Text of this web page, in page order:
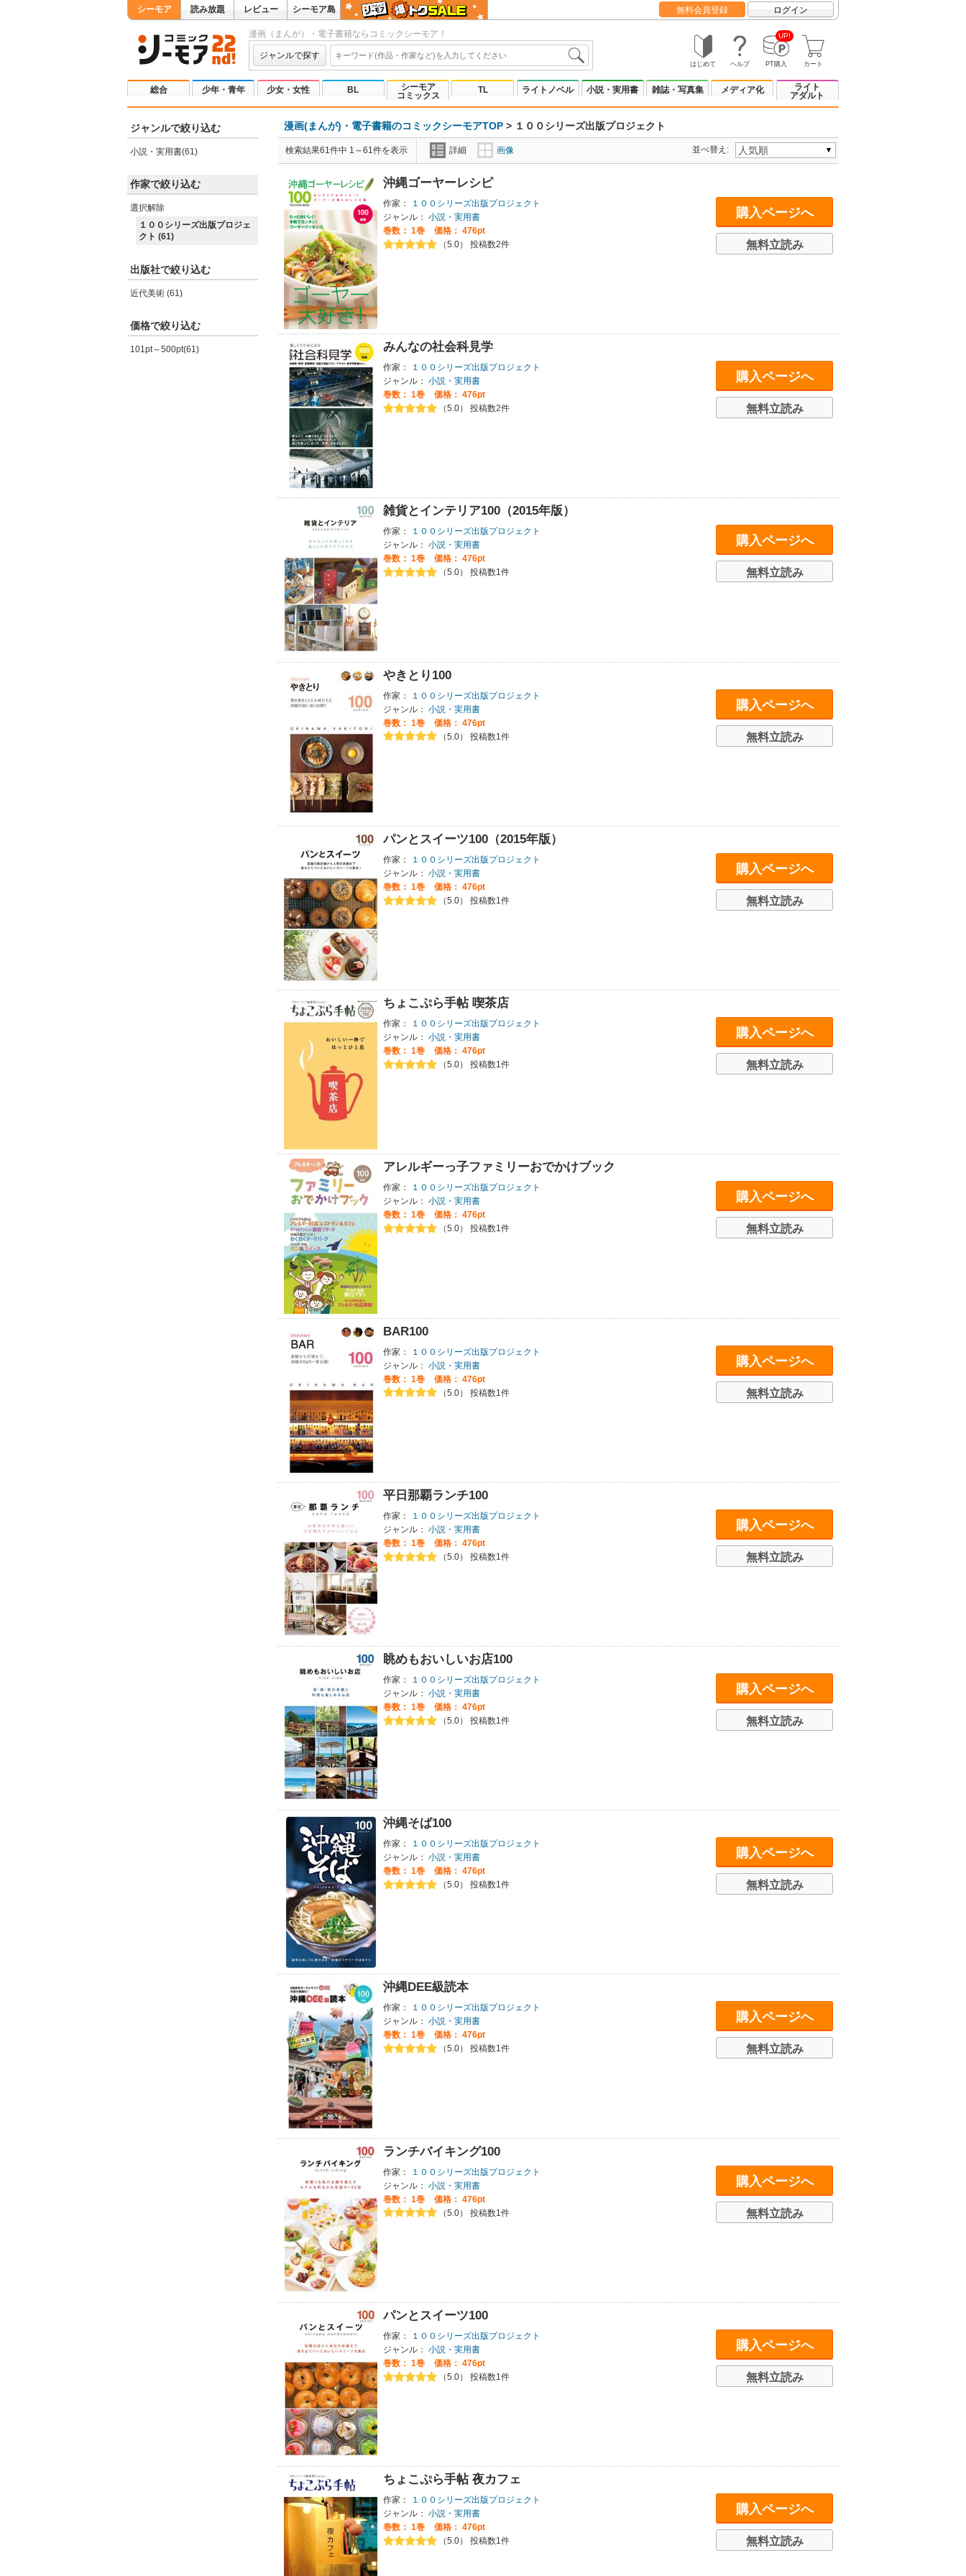
シーモア 読み放題 レビュー シーモア島 無料会員登録 ログイン
漫画（まんが）・電子書籍ならコミックシーモア！
ジャンルで探す
はじめて ヘルプ
UP!
PT購入 カート
総合 少年・青年 少女・女性 BL
シーモア
コミックス
TL ライトノベル 小説・実用書 雑誌・写真集 メディア化
ライト
アダルト
ジャンルで絞り込む
小説・実用書(61)
作家で絞り込む
選択解除
１００シリーズ出版プロジェ
クト (61)
出版社で絞り込む
近代美術 (61)
価格で絞り込む
101pt～500pt(61)
漫画(まんが)・電子書籍のコミックシーモアTOP > １００シリーズ出版プロジェクト
検索結果61件中 1～61件を表示 詳細 画像 並べ替え:
沖縄ゴーヤーレシピ
作家：
１００シリーズ出版プロジェクト
ジャンル： 小説・実用書
巻数： 1巻
価格： 476pt
（5.0） 投稿数2件
購入ページへ
無料立読み
みんなの社会科見学
作家：
１００シリーズ出版プロジェクト
ジャンル： 小説・実用書
巻数： 1巻
価格： 476pt
（5.0） 投稿数2件
購入ページへ
無料立読み
雑貨とインテリア100（2015年版）
作家：
１００シリーズ出版プロジェクト
ジャンル： 小説・実用書
巻数： 1巻
価格： 476pt
（5.0） 投稿数1件
購入ページへ
無料立読み
やきとり100
作家：
１００シリーズ出版プロジェクト
ジャンル： 小説・実用書
巻数： 1巻
価格： 476pt
（5.0） 投稿数1件
購入ページへ
無料立読み
パンとスイーツ100（2015年版）
作家：
１００シリーズ出版プロジェクト
ジャンル： 小説・実用書
巻数： 1巻
価格： 476pt
（5.0） 投稿数1件
購入ページへ
無料立読み
ちょこぷら手帖 喫茶店
作家：
１００シリーズ出版プロジェクト
ジャンル： 小説・実用書
巻数： 1巻
価格： 476pt
（5.0） 投稿数1件
購入ページへ
無料立読み
アレルギーっ子ファミリーおでかけブック
作家：
１００シリーズ出版プロジェクト
ジャンル： 小説・実用書
巻数： 1巻
価格： 476pt
（5.0） 投稿数1件
購入ページへ
無料立読み
BAR100
作家：
１００シリーズ出版プロジェクト
ジャンル： 小説・実用書
巻数： 1巻
価格： 476pt
（5.0） 投稿数1件
購入ページへ
無料立読み
平日那覇ランチ100
作家：
１００シリーズ出版プロジェクト
ジャンル： 小説・実用書
巻数： 1巻
価格： 476pt
（5.0） 投稿数1件
購入ページへ
無料立読み
眺めもおいしいお店100
作家：
１００シリーズ出版プロジェクト
ジャンル： 小説・実用書
巻数： 1巻
価格： 476pt
（5.0） 投稿数1件
購入ページへ
無料立読み
沖縄そば100
作家：
１００シリーズ出版プロジェクト
ジャンル： 小説・実用書
巻数： 1巻
価格： 476pt
（5.0） 投稿数1件
購入ページへ
無料立読み
沖縄DEE級読本
作家：
１００シリーズ出版プロジェクト
ジャンル： 小説・実用書
巻数： 1巻
価格： 476pt
（5.0） 投稿数1件
購入ページへ
無料立読み
ランチバイキング100
作家：
１００シリーズ出版プロジェクト
ジャンル： 小説・実用書
巻数： 1巻
価格： 476pt
（5.0） 投稿数1件
購入ページへ
無料立読み
パンとスイーツ100
作家：
１００シリーズ出版プロジェクト
ジャンル： 小説・実用書
巻数： 1巻
価格： 476pt
（5.0） 投稿数1件
購入ページへ
無料立読み
ちょこぷら手帖 夜カフェ
作家：
１００シリーズ出版プロジェクト
ジャンル： 小説・実用書
巻数： 1巻
価格： 476pt
（5.0） 投稿数1件
購入ページへ
無料立読み